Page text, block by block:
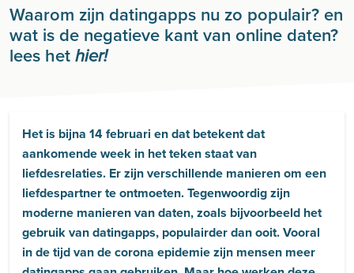
Waarom zijn datingapps nu zo populair? en
wat is de negatieve kant van online daten?
lees het hier!
Het is bijna 14 februari en dat betekent dat
aankomende week in het teken staat van
liefdesrelaties. Er zijn verschillende manieren om een
liefdespartner te ontmoeten. Tegenwoordig zijn
moderne manieren van daten, zoals bijvoorbeeld het
gebruik van datingapps, populairder dan ooit. Vooral
in de tijd van de corona epidemie zijn mensen meer